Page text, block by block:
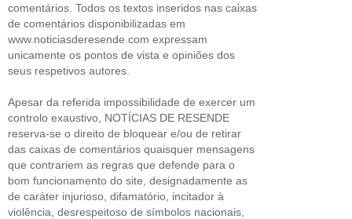
comentários. Todos os textos inseridos nas caixas
de comentários disponibilizadas em
www.noticiasderesende.com expressam
unicamente os pontos de vista e opiniões dos
seus respetivos autores.
Apesar da referida impossibilidade de exercer um
controlo exaustivo, NOTÍCIAS DE RESENDE
reserva-se o direito de bloquear e/ou de retirar
das caixas de comentários quaisquer mensagens
que contrariem as regras que defende para o
bom funcionamento do site, designadamente as
de caráter injurioso, difamatório, incitador à
violência, desrespeitoso de símbolos nacionais,